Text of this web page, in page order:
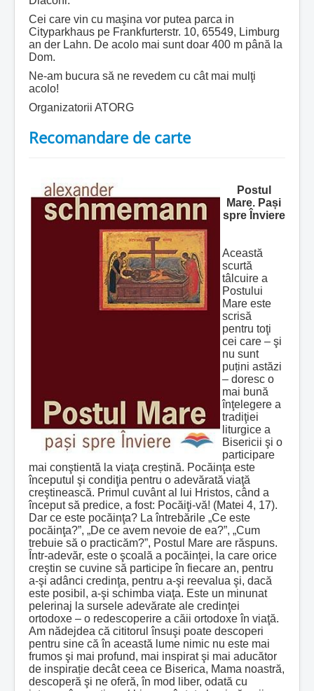
Cei care vin cu maşina vor putea parca in
Cityparkhaus pe Frankfurterstr. 10, 65549, Limburg
an der Lahn. De acolo mai sunt doar 400 m până la
Dom.
Ne-am bucura să ne revedem cu cât mai mulţi
acolo!
Organizatorii ATORG
Recomandare de carte
Postul
Mare. Pași
spre Înviere
Această
scurtă
tâlcuire a
Postului
Mare este
scrisă
pentru toţi
cei care – şi
nu sunt
puțini astăzi
– doresc o
mai bună
înţelegere a
tradiţiei
liturgice a
Bisericii şi o
participare
mai conştientă la viaţa creștină. Pocăinţa este
începutul şi condiţia pentru o adevărată viaţă
creştinească. Primul cuvânt al lui Hristos, când a
început să predice, a fost: Pocăiţi-vă! (Matei 4, 17).
Dar ce este pocăinţa? La întrebările „Ce este
pocăinţa?”, „De ce avem nevoie de ea?”, „Cum
trebuie să o practicăm?”, Postul Mare are răspuns.
Într‑adevăr, este o şcoală a pocăinţei, la care orice
creştin se cuvine să participe în fiecare an, pentru
a‑şi adânci credinţa, pentru a‑şi reevalua şi, dacă
este posibil, a‑şi schimba viaţa. Este un minunat
pelerinaj la sursele adevărate ale credinţei
ortodoxe – o redescoperire a căii ortodoxe în viaţă.
Am nădejdea că cititorul însuşi poate descoperi
pentru sine că în această lume nimic nu este mai
frumos şi mai profund, mai inspirat şi mai aducător
de inspirație decât ceea ce Biserica, Mama noastră,
descoperă şi ne oferă, în mod liber, odată cu